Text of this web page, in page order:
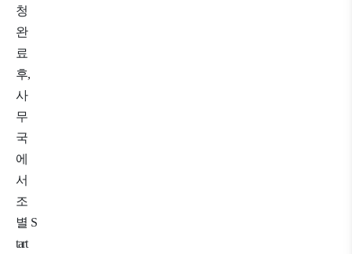
청
완
료
후,
사
무
국
에
서
조
별 S
tart